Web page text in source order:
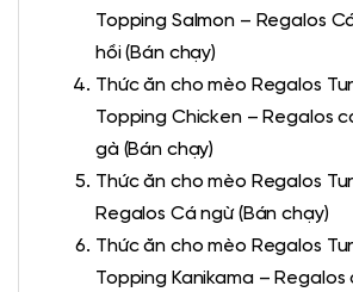
Topping Salmon – Regalos
hồi (Bán chạy)
Thức ăn cho mèo Regalos
Topping Chicken – Regalos
gà (Bán chạy)
Thức ăn cho mèo Regalos
Regalos Cá ngừ (Bán chạy)
Thức ăn cho mèo Regalos
Topping Kanikama – Regalos